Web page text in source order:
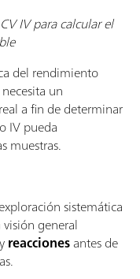
IV para calcular el
del rendimiento
un
a fin de determinar
IV pueda
muestras.
sistemática
general
reaccionesantes de